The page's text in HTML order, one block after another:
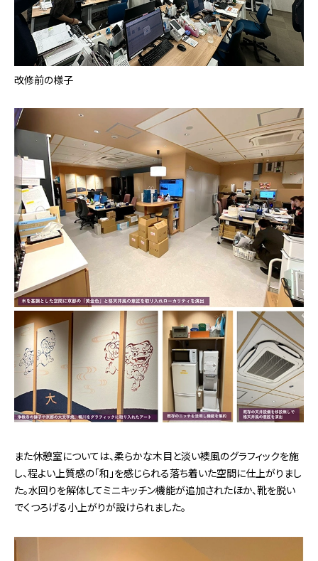
改修前の様子
また休憩室については、柔らかな木目と淡い襖風のグラフィックを施
し、程よい上質感の「和」を感じられる落ち着いた空間に仕上がりまし
た。水回りを解体してミニキッチン機能が追加されたほか、靴を脱い
でくつろげる小上がりが設けられました。